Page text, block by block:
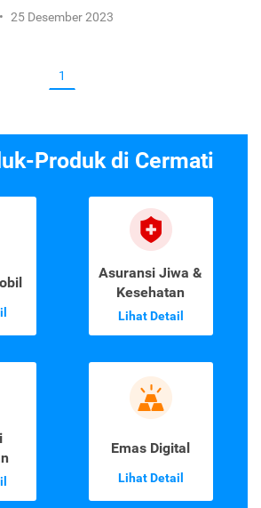
• 25 Desember 2023
1
Produk di Cermati
Asuransi Jiwa &
Kesehatan
Lihat Detail
Emas Digital
Lihat Detail